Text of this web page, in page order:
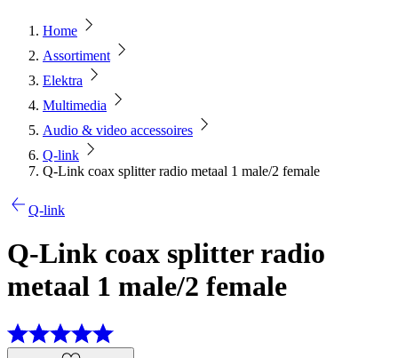
Home
Assortiment
Elektra
Multimedia
Audio & video accessoires
Q-link
Q-Link coax splitter radio metaal 1 male/2 female
Q-link
Q-Link coax splitter radio
metaal 1 male/2 female